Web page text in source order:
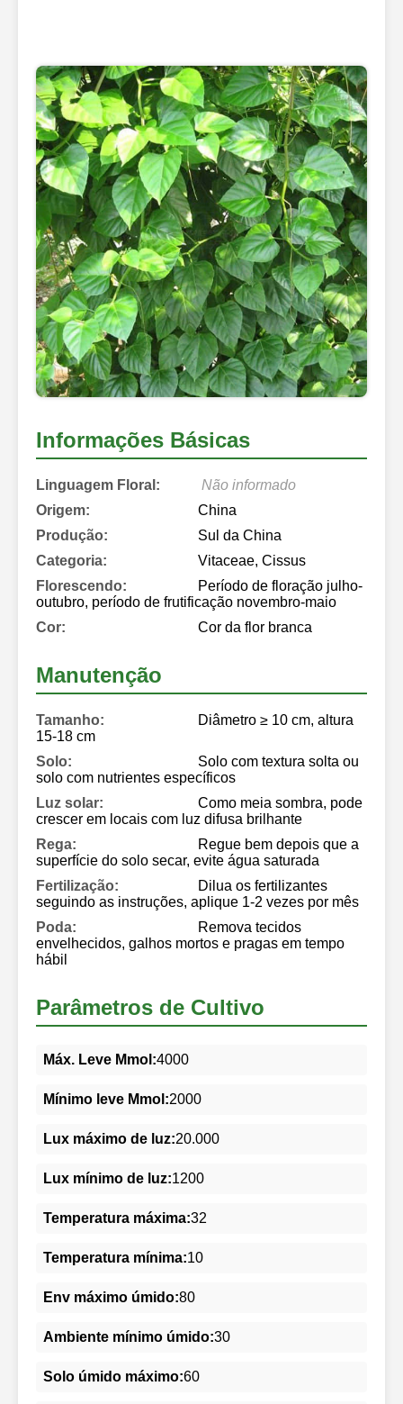
Informações Básicas
Linguagem Floral:
Não informado
Origem:
China
Produção:
Sul da China
Categoria:
Vitaceae, Cissus
Florescendo:
Período de floração julho-
outubro, período de frutificação novembro-maio
Cor:
Cor da flor branca
Manutenção
Tamanho:
Diâmetro ≥ 10 cm, altura
15-18 cm
Solo:
Solo com textura solta ou
solo com nutrientes específicos
Luz solar:
Como meia sombra, pode
crescer em locais com luz difusa brilhante
Rega:
Regue bem depois que a
superfície do solo secar, evite água saturada
Fertilização:
Dilua os fertilizantes
seguindo as instruções, aplique 1-2 vezes por mês
Poda:
Remova tecidos
envelhecidos, galhos mortos e pragas em tempo
hábil
Parâmetros de Cultivo
Máx. Leve Mmol:4000
Mínimo leve Mmol:2000
Lux máximo de luz:20.000
Lux mínimo de luz:1200
Temperatura máxima:32
Temperatura mínima:10
Env máximo úmido:80
Ambiente mínimo úmido:30
Solo úmido máximo:60